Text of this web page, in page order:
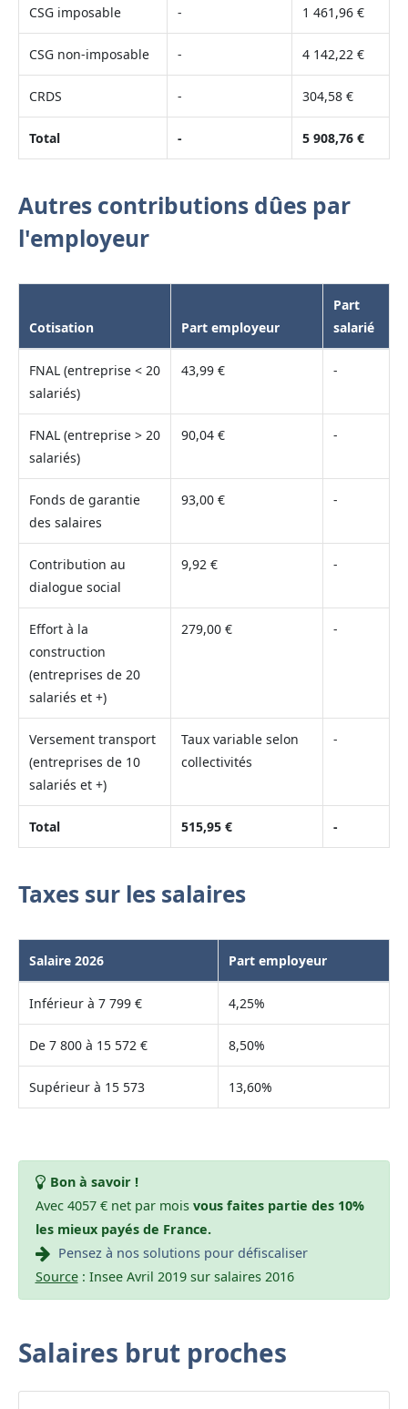
CSG imposable - 1 461,96 €
CSG non-imposable - 4 142,22 €
CRDS - 304,58 €
Total - 5 908,76 €
Autres contributions dûes par
l'employeur
Cotisation Part employeur
Part
salarié
FNAL (entreprise < 20
salariés)
43,99 € -
FNAL (entreprise > 20
salariés)
90,04 € -
Fonds de garantie
des salaires
93,00 € -
Contribution au
dialogue social
9,92 € -
Effort à la
construction
(entreprises de 20
salariés et +)
279,00 € -
Versement transport
(entreprises de 10
salariés et +)
Taux variable selon
collectivités
-
Total 515,95 € -
Taxes sur les salaires
Salaire 2026 Part employeur
Inférieur à 7 799 € 4,25%
De 7 800 à 15 572 € 8,50%
Supérieur à 15 573 13,60%
Bon à savoir !
Avec 4057 € net par mois vous faites partie des 10%
les mieux payés de France.
Pensez à nos solutions pour défiscaliser
Source: Insee Avril 2019 sur salaires 2016
Salaires brut proches